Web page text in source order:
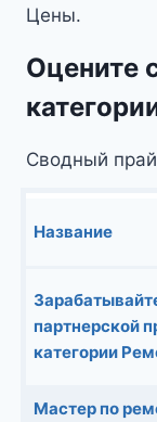
Цены.
Оцените
Сводный
Название
партнерской
категории
Мастер по